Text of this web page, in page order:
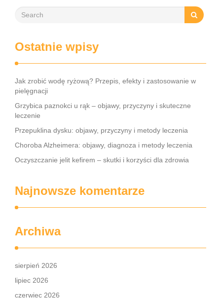
Ostatnie wpisy
Jak zrobić wodę ryżową? Przepis, efekty i zastosowanie w
pielęgnacji
Grzybica paznokci u rąk – objawy, przyczyny i skuteczne
leczenie
Przepuklina dysku: objawy, przyczyny i metody leczenia
Choroba Alzheimera: objawy, diagnoza i metody leczenia
Oczyszczanie jelit kefirem – skutki i korzyści dla zdrowia
Najnowsze komentarze
Archiwa
sierpień 2026
lipiec 2026
czerwiec 2026